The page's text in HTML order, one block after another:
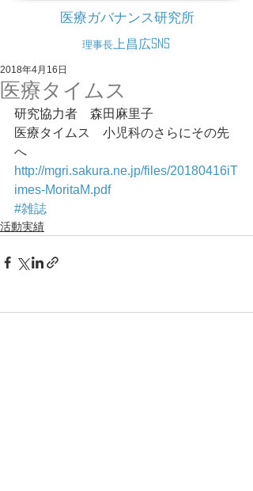
医療ガバナンス研究所
理事長 上昌広SNS
医療タイムス
2018年4月16日
研究協力者　森田麻里子
医療タイムス　小児科のさらにその先
へ
http://mgri.sakura.ne.jp/files/20180416iT
imes-MoritaM.pdf
#雑誌
活動実績